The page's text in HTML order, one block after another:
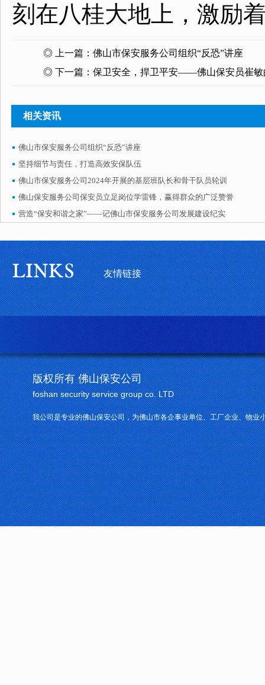
刻在八桂大地上，激励
◎ 上一篇： 佛山市保安服务公司组织“反恐”讲座
◎ 下一篇： 保卫安全，捍卫平安——佛山保安员崔敏
相关资讯
佛山市保安服务公司组织“反恐”讲座
坚持细节与责任，打造高效安保队伍
佛山市保安服务公司2024年开展的基层班队长和骨干队员轮训
佛山保安服务公司保安员立足岗位学雷锋，赢得群众的广泛赞誉
营造“保安和谐之家”——记佛山市保安服务公司发展建设纪实
友情链接
版权所有 佛山保安公司
foshan security service group co. LTD
我公司是专业的佛山保安公司，为佛山市各企事业单位、工厂企业、物